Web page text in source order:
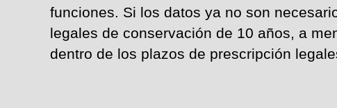
funciones. Si los datos ya no son
legales de conservación de 10 años, a
dentro de los plazos de prescripción